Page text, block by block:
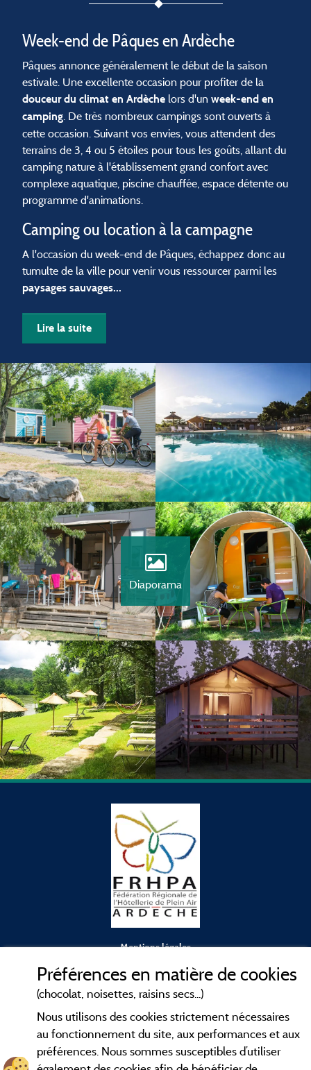
Week-end de Pâques en Ardèche
Pâques annonce généralement le début de la saison
estivale. Une excellente occasion pour profiter de la
douceur du climat en Ardèche lors d'un week-end en
camping. De très nombreux campings sont ouverts à
cette occasion. Suivant vos envies, vous attendent des
terrains de 3, 4 ou 5 étoiles pour tous les goûts, allant du
camping nature à l'établissement grand confort avec
complexe aquatique, piscine chauffée, espace détente ou
programme d'animations.
Camping ou location à la campagne
A l'occasion du week-end de Pâques, échappez donc au
tumulte de la ville pour venir vous ressourcer parmi les
paysages sauvages...
Lire la suite
Diaporama
Mentions légales
Contact
CGV
Préférences en matière de cookies
(chocolat, noisettes, raisins secs...)
Nous utilisons des cookies strictement nécessaires
au fonctionnement du site, aux performances et aux
préférences. Nous sommes susceptibles d’utiliser